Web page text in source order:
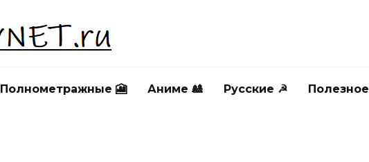
Полнометражные 🎦 Аниме 🎎 Русские ☭ Полезное